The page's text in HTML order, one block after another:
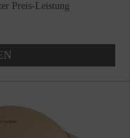
Preis-Leistung